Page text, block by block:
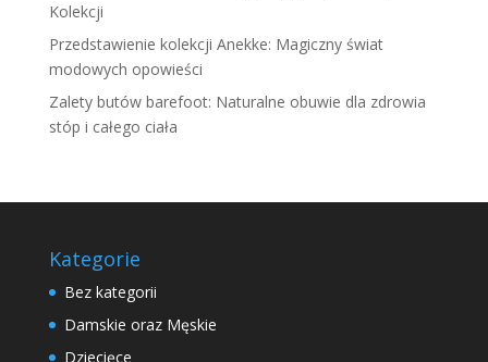
Kolekcji
Przedstawienie kolekcji Anekke: Magiczny świat
modowych opowieści
Zalety butów barefoot: Naturalne obuwie dla zdrowia
stóp i całego ciała
Kategorie
Bez kategorii
Damskie oraz Męskie
Dziecięce